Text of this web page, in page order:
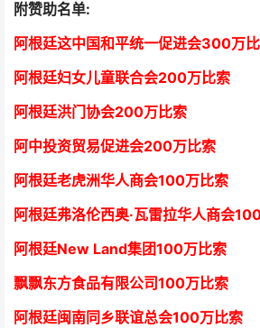
附赞助名单:
阿根廷这中国和平统一促进会300万
阿根廷妇女儿童联合会200万比索
阿根廷洪门协会200万比索
阿中投资贸易促进会200万比索
阿根廷老虎洲华人商会100万比索
阿根廷弗洛伦西奥·瓦雷拉华人商会1
阿根廷New Land集团100万比索
飘飘东方食品有限公司100万比索
阿根廷闽南同乡联谊总会100万比索